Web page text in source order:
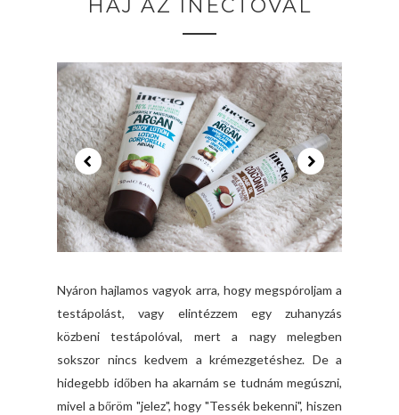
HAJ AZ INECTOVAL
Nyáron hajlamos vagyok arra, hogy megspóroljam a
testápolást, vagy elintézzem egy zuhanyzás
közbeni testápolóval, mert a nagy melegben
sokszor nincs kedvem a krémezgetéshez. De a
hidegebb időben ha akarnám se tudnám megúszni,
mivel a bőröm "jelez", hogy "Tessék bekenni", hiszen